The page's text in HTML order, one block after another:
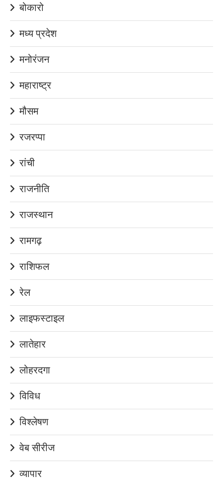
बोकारो
मध्य प्रदेश
मनोरंजन
महाराष्ट्र
मौसम
रजरप्पा
रांची
राजनीति
राजस्थान
रामगढ़
राशिफल
रेल
लाइफस्टाइल
लातेहार
लोहरदगा
विविध
विश्लेषण
वेब सीरीज
व्यापार